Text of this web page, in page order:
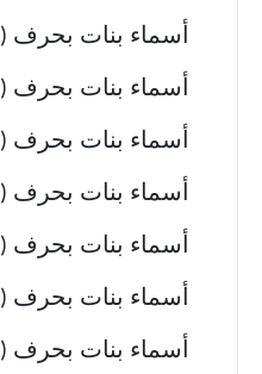
أسماء بنات
أسماء بنات بحرف
أسماء بنات بحرف
أسماء بنات بحرف
أسماء بنات بحرف
أسماء بنات بحرف
أسماء بنات بحرف